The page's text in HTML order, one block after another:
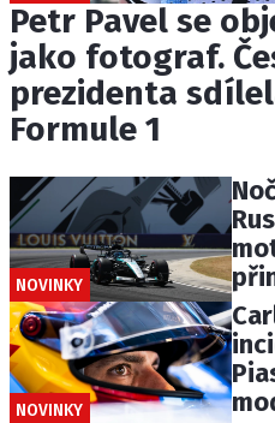
Petr Pavel se
jako fotograf.
prezidenta
Formule 1
NOVINKY
NOVINKY